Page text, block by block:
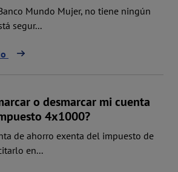
Mundo Mujer, no tiene ningún
segur...
o desmarcar mi cuenta
4x1000?
de ahorro exenta del impuesto de
en...